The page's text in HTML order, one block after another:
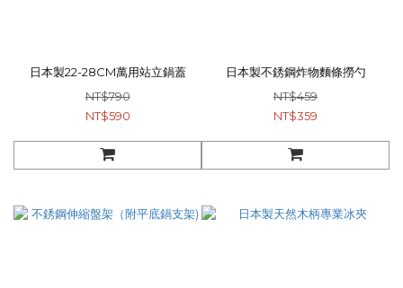
日本製22-28CM萬用站立鍋蓋
NT$790
NT$590
日本製不銹鋼炸物麵條撈勺
NT$459
NT$359